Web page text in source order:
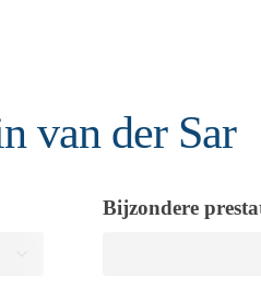
van der Sar
Bijzondere